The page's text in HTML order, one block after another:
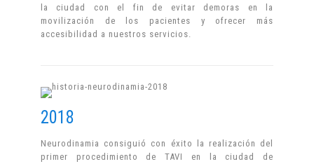
la ciudad con el fin de evitar demoras en la
movilización de los pacientes y ofrecer más
accesibilidad a nuestros servicios.
2018
Neurodinamia consiguió con éxito la realización del
primer procedimiento de TAVI en la ciudad de